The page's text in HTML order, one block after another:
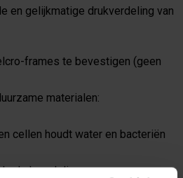
en gelijkmatige drukverdeling van
frames te bevestigen (geen
materialen:
cellen houdt water en bacteriën
drukverdeling